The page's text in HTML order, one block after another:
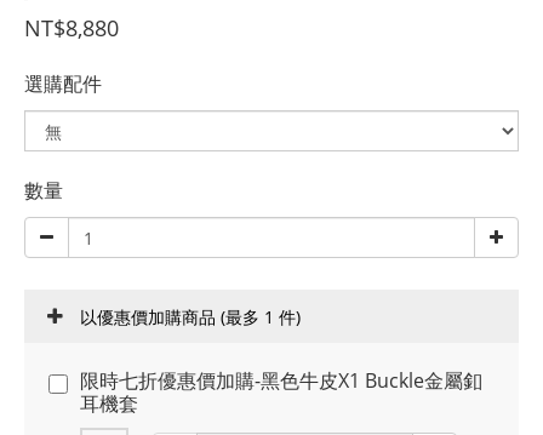
NT$8,880
選購配件
數量
以優惠價加購商品 (最多 1 件)
限時七折優惠價加購-黑色牛皮X1 Buckle金屬釦
耳機套